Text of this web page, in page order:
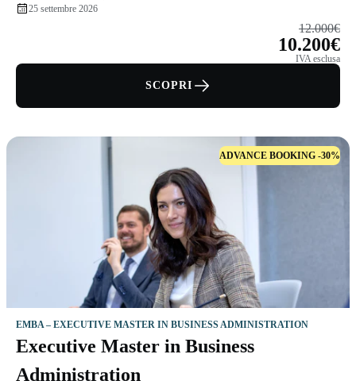
25 settembre 2026
12.000€
10.200€
IVA esclusa
SCOPRI
ADVANCE BOOKING -30%
EMBA – EXECUTIVE MASTER IN BUSINESS ADMINISTRATION
Executive Master in Business
Administration